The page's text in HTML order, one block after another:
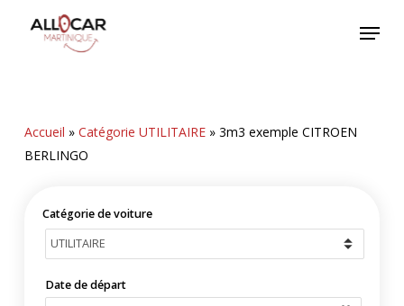
Menu
Accueil » Catégorie UTILITAIRE» 3m3 exemple CITROEN
BERLINGO
Catégorie de voiture
Date de départ